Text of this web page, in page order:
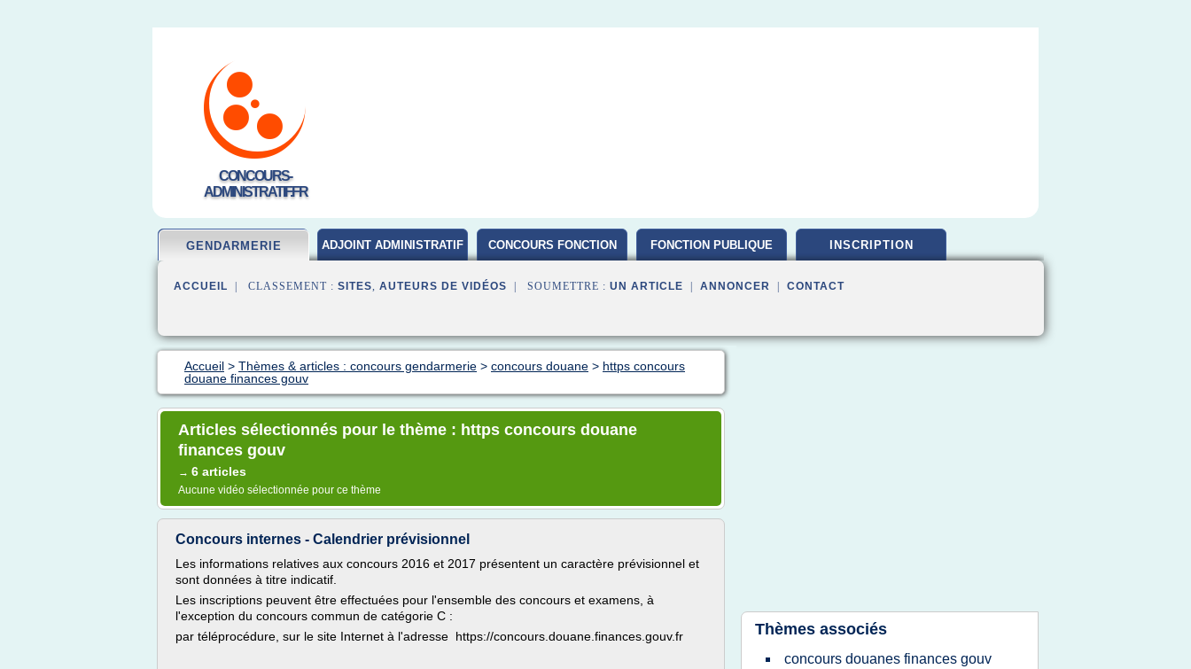
CONCOURS-
ADMINISTRATIF.FR
GENDARMERIE ADJOINT ADMINISTRATIF CONCOURS FONCTION
PUBLIQUE D ETAT 2016
FONCTION PUBLIQUE INSCRIPTION
ACCUEIL | CLASSEMENT : SITES, AUTEURS DE VIDÉOS | SOUMETTRE : UN ARTICLE ANNONCER CONTACT
Accueil > Thèmes & articles : concours gendarmerie > concours douane > https concours
douane finances gouv
Articles sélectionnés pour le thème : https concours douane
finances gouv
→ 6 articles
Aucune vidéo sélectionnée pour ce thème
Concours internes - Calendrier prévisionnel
Les informations relatives aux concours 2016 et 2017 présentent un caractère prévisionnel et
sont données à titre indicatif.
Les inscriptions peuvent être effectuées pour l'ensemble des concours et examens, à
l'exception du concours commun de catégorie C :
par téléprocédure, sur le site Internet à l'adresse https://concours.douane.finances.gouv.fr
Thèmes associés
concours douanes finances gouv